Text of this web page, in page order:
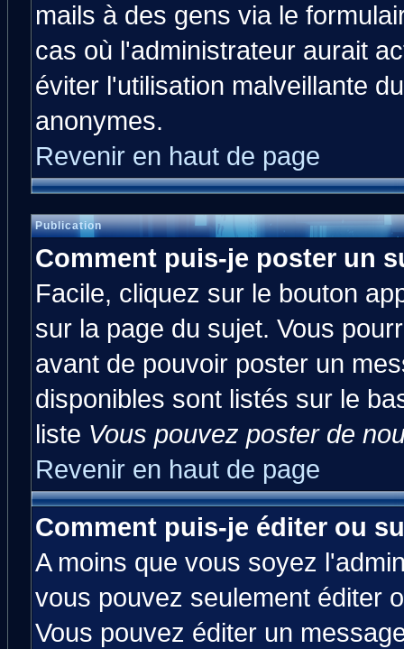
mails à des gens via le
cas où l'administrateur aurait
éviter l'utilisation malveillante
anonymes.
Revenir en haut de page
Publication
Comment puis-je poster un
Facile, cliquez sur le bouton
sur la page du sujet. Vous
avant de pouvoir poster un
disponibles sont listés sur le
liste Vous pouvez poster de
Revenir en haut de page
Comment puis-je éditer ou
A moins que vous soyez
vous pouvez seulement éditer
Vous pouvez éditer un